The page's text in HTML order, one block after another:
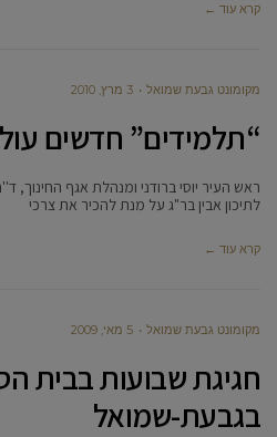
קרא עוד ←
מקומונט גבעת שמואל 3 מרץ, 2010
“תלמידים” חדשים
ראש העיר יוסי ברודני ומנהלת אגף החינוך,
לתיכון אבין בר"ג על מנת להכיר את צרכי
קרא עוד ←
מקומונט גבעת שמואל 5 מאי, 2009
חגיגת שבועות בבית
בגבעת-שמואל